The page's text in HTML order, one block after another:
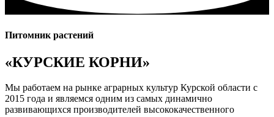
Питомник растений
«КУРСКИЕ КОРНИ»
Мы работаем на рынке аграрных культур Курской области с
2015 года и являемся одним из самых динамично
развивающихся производителей высококачественного